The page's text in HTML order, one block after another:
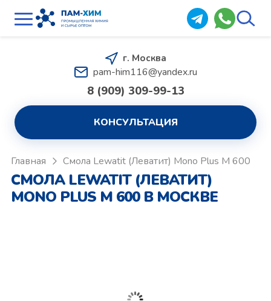
г. Москва
pam-him116@yandex.ru
8 (909) 309-99-13
КОНСУЛЬТАЦИЯ
Главная Смола Lewatit (Леватит) Mono Plus M 600
СМОЛА LEWATIT (ЛЕВАТИТ)
MONO PLUS M 600 В МОСКВЕ